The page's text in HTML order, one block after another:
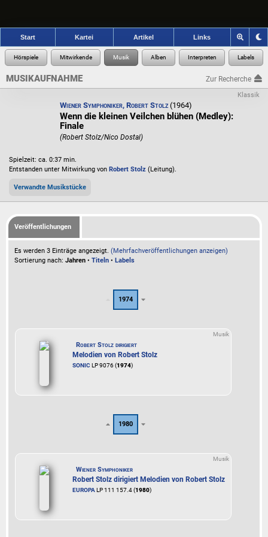
Start Kartei Artikel Links
MUSIKAUFNAHME Zur Recherche
Klassik
Wiener Symphoniker, Robert Stolz (1964)
Wenn die kleinen Veilchen blühen (Medley):
Finale
(Robert Stolz/Nico Dostal)
Spielzeit: ca. 0:37 min.
Entstanden unter Mitwirkung von Robert Stolz (Leitung).
Verwandte Musikstücke
Veröffentlichungen
Es werden 3 Einträge angezeigt. (Mehrfachveröffentlichungen anzeigen)
Sortierung nach: Jahren • Titeln • Labels
1974
Musik
Robert Stolz dirigiert
Melodien von Robert Stolz
SONIC LP 9076 (1974)
1980
Musik
Wiener Symphoniker
Robert Stolz dirigiert Melodien von Robert Stolz
EUROPALP 111 157.4 (1980)